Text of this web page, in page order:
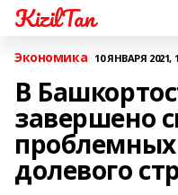
KizilTan
Экономика 10 ЯНВАРЯ 2021,
В
завершено
долевого